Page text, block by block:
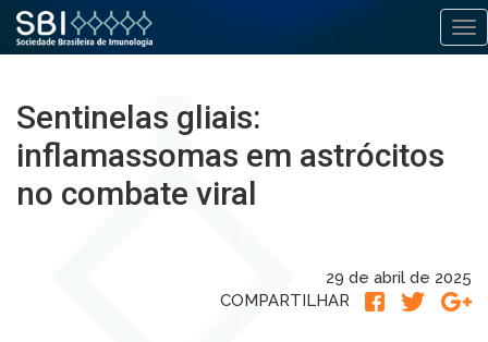
o
conteúdo
Sentinelas gliais:
inflamassomas em astrócitos
no combate viral
29 de abril de 2025
COMPARTILHAR